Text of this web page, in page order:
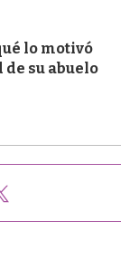
lo motivó
su abuelo